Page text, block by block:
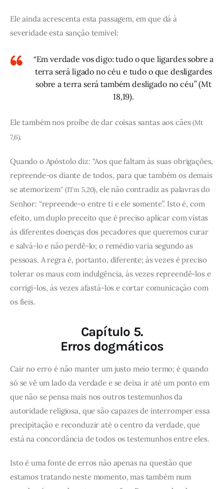
Ele ainda acrescenta esta passagem, em que dá à
severidade esta sanção temível:
“Em verdade vos digo: tudo o que ligardes sobre a
terra será ligado no céu e tudo o que desligardes
sobre a terra será também desligado no céu” (Mt
18,19).
Ele também nos proíbe de dar coisas santas aos cães(Mt
7,6).
Quando o Apóstolo diz: “Aos que faltam às suas obrigações,
repreende-os diante de todos, para que também os demais
se atemorizem” (1Tm 5,20), ele não contradiz as palavras do
Senhor: “repreende-o entre ti e ele somente”. Isto é, com
efeito, um duplo preceito que é preciso aplicar com vistas
às diferentes doenças dos pecadores que queremos curar
e salvá-lo e não perdê-lo; o remédio varia segundo as
pessoas. A regra é, portanto, diferente; às vezes é preciso
tolerar os maus com indulgência, às vezes repreendê-los e
corrigi-los, às vezes afastá-los e cortar comunicação com
os fieis.
Capítulo 5.
Erros dogmáticos
Cair no erro é não manter um justo meio termo; é quando
só se vê um lado da verdade e se deixa ir até um ponto em
que não se pensa mais nos outros testemunhos da
autoridade religiosa, que são capazes de interromper essa
precipitação e reconduzir até o centro da verdade, que
está na concordância de todos os testemunhos entre eles.
Isto é uma fonte de erros não apenas na questão que
estamos tratando neste momento, mas também num